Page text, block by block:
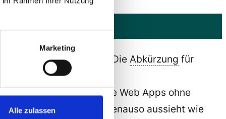
Marketing
Alle zulassen
vorbehalten waren. Die Abkürzung für
dass Progressive Web Apps ohne
Web App genauso aussieht wie